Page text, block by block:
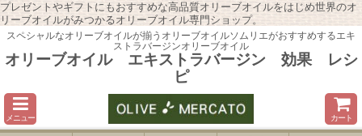
プレゼントやギフトにもおすすめな高品質オリーブオイルをはじめ世界のオ
リーブオイルがみつかるオリーブオイル専門ショップ。
スペシャルなオリーブオイルが揃うオリーブオイルソムリエがおすすめするエキ
ストラバージンオリーブオイル
オリーブオイル エキストラバージン 効果 レシ
ピ
メニュー カート